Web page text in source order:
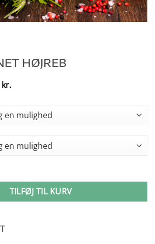
HØJREB
kr.Prisinterval:
640,00 kr.
TILFØJ TIL KURV